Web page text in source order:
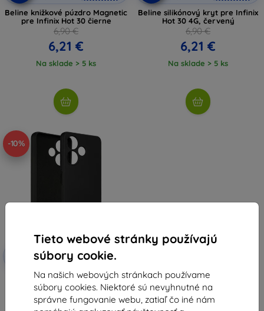
Tieto webové stránky používajú
súbory cookie.
Na našich webových stránkach používame
súbory cookies. Niektoré sú nevyhnutné na
správne fungovanie webu, zatiaľ čo iné nám
Beline knižkové púzdro Magnetic
pre Infinix Hot 30 čierne
6,90 €
6,21 €
Na sklade > 5 ks
Beline silikónový kryt pre Infinix
Hot 30 4G, červený
6,90 €
6,21 €
Na sklade > 5 ks
-10%
Zľava s
kupónom
EXTRA10
Beline silikónový kryt pre Infinix
Hot 30 4G, čierny
6,90 €